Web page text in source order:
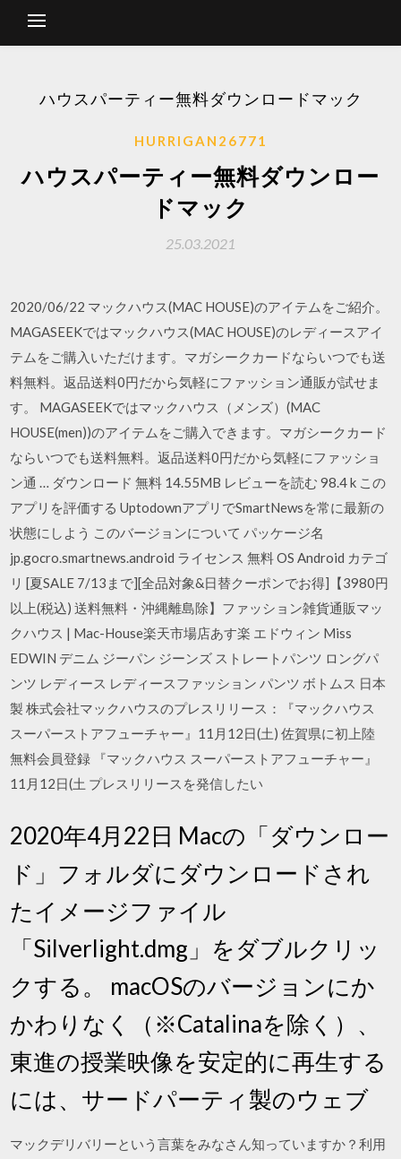
ハウスパーティー無料ダウンロードマック
HURRIGAN26771
ハウスパーティー無料ダウンロー
ドマック
25.03.2021
2020/06/22 マックハウス(MAC HOUSE)のアイテムをご紹介。
MAGASEEKではマックハウス(MAC HOUSE)のレディースアイ
テムをご購入いただけます。マガシークカードならいつでも送
料無料。返品送料0円だから気軽にファッション通販が試せま
す。 MAGASEEKではマックハウス（メンズ）(MAC
HOUSE(men))のアイテムをご購入できます。マガシークカード
ならいつでも送料無料。返品送料0円だから気軽にファッショ
ン通 … ダウンロード 無料 14.55MB レビューを読む 98.4 k この
アプリを評価する UptodownアプリでSmartNewsを常に最新の
状態にしよう このバージョンについて パッケージ名
jp.gocro.smartnews.android ライセンス 無料 OS Android カテゴ
リ [夏SALE 7/13まで][全品対象&日替クーポンでお得]【3980円
以上(税込) 送料無料・沖縄離島除】ファッション雑貨通販マッ
クハウス | Mac-House楽天市場店あす楽 エドウィン Miss
EDWIN デニム ジーパン ジーンズ ストレートパンツ ロングパ
ンツ レディース レディースファッション パンツ ボトムス 日本
製 株式会社マックハウスのプレスリリース：『マックハウス
スーパーストアフューチャー』11月12日(土) 佐賀県に初上陸
無料会員登録 『マックハウス スーパーストアフューチャー』
11月12日(土 プレスリリースを発信したい
2020年4月22日 Macの「ダウンロー
ド」フォルダにダウンロードされ
たイメージファイル
「Silverlight.dmg」をダブルクリッ
クする。 macOSのバージョンにか
かわりなく（※Catalinaを除く）、
東進の授業映像を安定的に再生する
には、サードパーティ製のウェブ
マックデリバリーという言葉をみなさん知っていますか？利用